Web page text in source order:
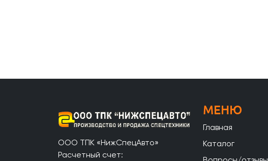
ООО ТПК «НижСпецАвто»
Расчетный счет:
МЕНЮ
Главная
Каталог